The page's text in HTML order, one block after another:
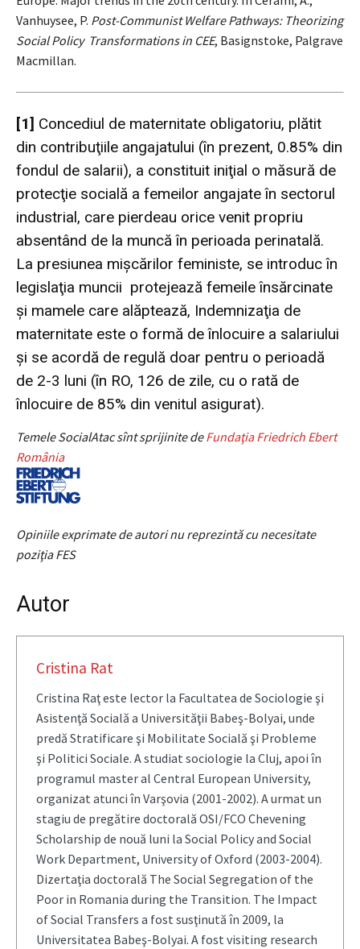
Vanhuysee, P. Post-Communist Welfare Pathways: Theorizing
Social Policy Transformations in CEE, Basignstoke, Palgrave
Macmillan.
[1] Concediul de maternitate obligatoriu, plătit
din contribuţiile angajatului (în prezent, 0.85% din
fondul de salarii), a constituit iniţial o măsură de
protecţie socială a femeilor angajate în sectorul
industrial, care pierdeau orice venit propriu
absentând de la muncă în perioada perinatală.
La presiunea mişcărilor feministe, se introduc în
legislaţia muncii protejează femeile însărcinate
şi mamele care alăptează, Indemnizaţia de
maternitate este o formă de înlocuire a salariului
şi se acordă de regulă doar pentru o perioadă
de 2-3 luni (în RO, 126 de zile, cu o rată de
înlocuire de 85% din venitul asigurat).
Temele SocialAtac sînt sprijinite deFundaţia Friedrich Ebert
România
Opiniile exprimate de autori nu reprezintă cu necesitate
poziţia FES
Autor
Cristina Rat
Cristina Raţ este lector la Facultatea de Sociologie şi
Asistenţă Socială a Universităţii Babeş-Bolyai, unde
predă Stratificare şi Mobilitate Socială şi Probleme
şi Politici Sociale. A studiat sociologie la Cluj, apoi în
programul master al Central European University,
organizat atunci în Varşovia (2001-2002). A urmat un
stagiu de pregătire doctorală OSI/FCO Chevening
Scholarship de nouă luni la Social Policy and Social
Work Department, University of Oxford (2003-2004).
Dizertaţia doctorală The Social Segregation of the
Poor in Romania during the Transition. The Impact
of Social Transfers a fost susţinută în 2009, la
Universitatea Babeş-Bolyai. A fost visiting research